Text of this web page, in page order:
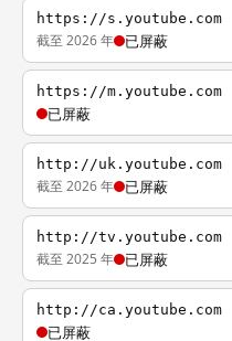
https://s.youtube.com
截至 2026 年 已屏蔽
https://m.youtube.com
已屏蔽
http://uk.youtube.com
截至 2026 年 已屏蔽
http://tv.youtube.com
截至 2025 年 已屏蔽
http://ca.youtube.com
已屏蔽